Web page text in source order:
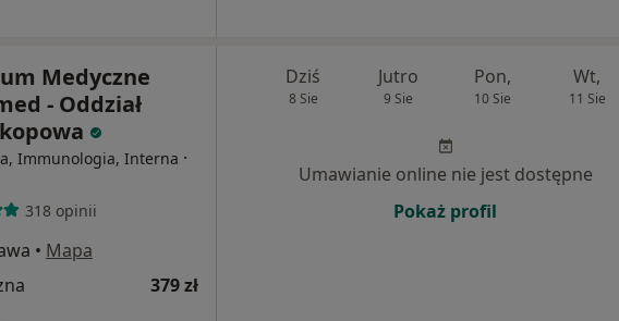
Medyczne
- Oddział
Immunologia, Interna ·
318 opinii
• Mapa
379 zł
Dziś
8 Sie
Jutro
9 Sie
Pon,
10 Sie
Wt,
11 Sie
Umawianie online nie jest dostępne
Pokaż profil